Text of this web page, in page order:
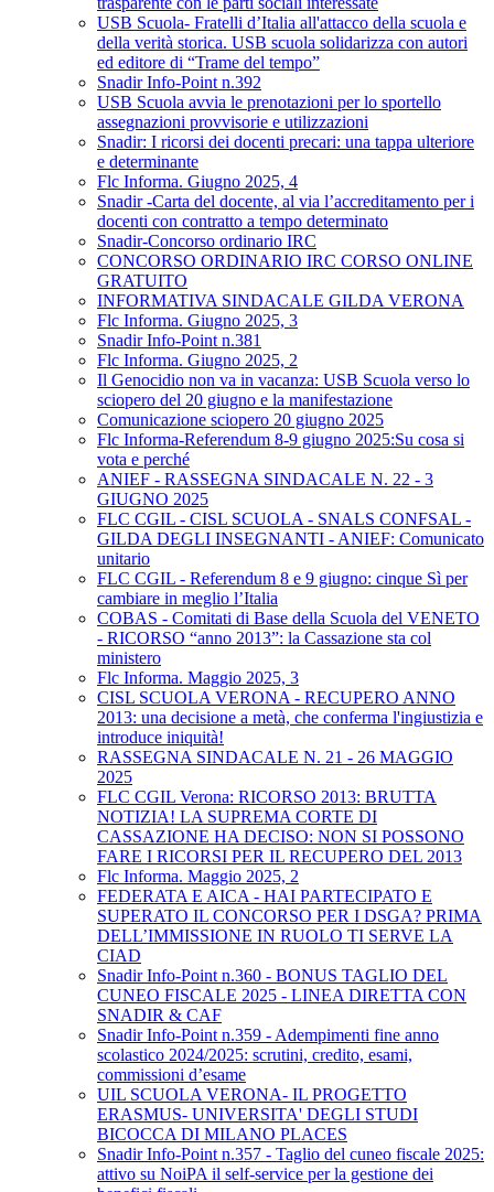
USB Scuola- Fratelli d’Italia all'attacco della scuola e
della verità storica. USB scuola solidarizza con autori
ed editore di “Trame del tempo”
Snadir Info-Point n.392
USB Scuola avvia le prenotazioni per lo sportello
assegnazioni provvisorie e utilizzazioni
Snadir: I ricorsi dei docenti precari: una tappa ulteriore
e determinante
Flc Informa. Giugno 2025, 4
Snadir -Carta del docente, al via l’accreditamento per i
docenti con contratto a tempo determinato
Snadir-Concorso ordinario IRC
CONCORSO ORDINARIO IRC CORSO ONLINE
GRATUITO
INFORMATIVA SINDACALE GILDA VERONA
Flc Informa. Giugno 2025, 3
Snadir Info-Point n.381
Flc Informa. Giugno 2025, 2
Il Genocidio non va in vacanza: USB Scuola verso lo
sciopero del 20 giugno e la manifestazione
Comunicazione sciopero 20 giugno 2025
Flc Informa-Referendum 8-9 giugno 2025:Su cosa si
vota e perché
ANIEF - RASSEGNA SINDACALE N. 22 - 3
GIUGNO 2025
FLC CGIL - CISL SCUOLA - SNALS CONFSAL -
GILDA DEGLI INSEGNANTI - ANIEF: Comunicato
unitario
FLC CGIL - Referendum 8 e 9 giugno: cinque Sì per
cambiare in meglio l’Italia
COBAS - Comitati di Base della Scuola del VENETO
- RICORSO “anno 2013”: la Cassazione sta col
ministero
Flc Informa. Maggio 2025, 3
CISL SCUOLA VERONA - RECUPERO ANNO
2013: una decisione a metà, che conferma l'ingiustizia e
introduce iniquità!
RASSEGNA SINDACALE N. 21 - 26 MAGGIO
2025
FLC CGIL Verona: RICORSO 2013: BRUTTA
NOTIZIA! LA SUPREMA CORTE DI
CASSAZIONE HA DECISO: NON SI POSSONO
FARE I RICORSI PER IL RECUPERO DEL 2013
Flc Informa. Maggio 2025, 2
FEDERATA E AICA - HAI PARTECIPATO E
SUPERATO IL CONCORSO PER I DSGA? PRIMA
DELL’IMMISSIONE IN RUOLO TI SERVE LA
CIAD
Snadir Info-Point n.360 - BONUS TAGLIO DEL
CUNEO FISCALE 2025 - LINEA DIRETTA CON
SNADIR & CAF
Snadir Info-Point n.359 - Adempimenti fine anno
scolastico 2024/2025: scrutini, credito, esami,
commissioni d’esame
UIL SCUOLA VERONA- IL PROGETTO
ERASMUS- UNIVERSITA' DEGLI STUDI
BICOCCA DI MILANO PLACES
Snadir Info-Point n.357 - Taglio del cuneo fiscale 2025:
attivo su NoiPA il self-service per la gestione dei